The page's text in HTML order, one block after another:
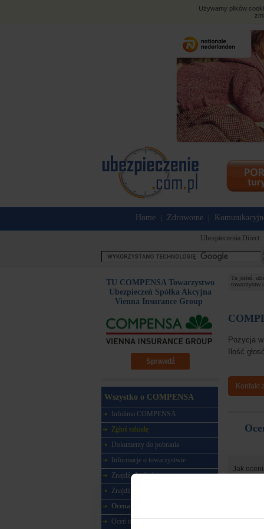
Używamy plików
Home Zdrowotne
Ubezpieczenia Direct
TU COMPENSA Towarzystwo
Ubezpieczeń Spółka Akcyjna
Vienna Insurance Group
Sprawdź
Wszystko o COMPENSA
Infolinia COMPENSA
Zgłoś szkodę
Dokumenty do pobrania
Informacje o towarzystwie
Znajdź placówkę
Znajdź agenta
Ocena w rankingu
Oceń towarzystwo
Tu jesteś:
towarzystw
Pozycja
Ilość
Kontakt
Jak